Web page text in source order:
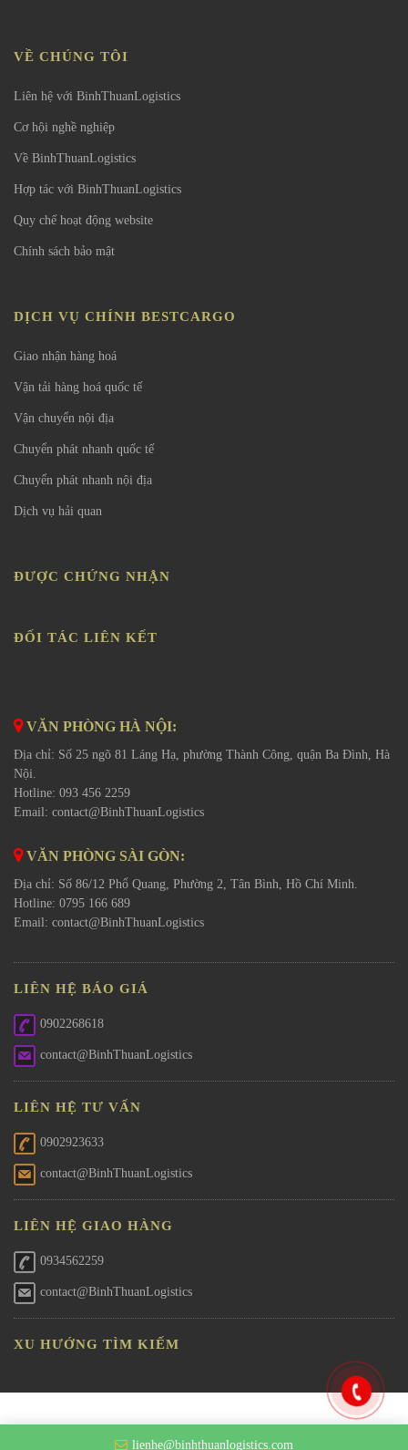
VỀ CHÚNG TÔI
Liên hệ với BinhThuanLogistics
Cơ hội nghề nghiệp
Về BinhThuanLogistics
Hợp tác với BinhThuanLogistics
Quy chế hoạt động website
Chính sách bảo mật
DỊCH VỤ CHÍNH BESTCARGO
Giao nhận hàng hoá
Vận tải hàng hoá quốc tế
Vận chuyển nội địa
Chuyển phát nhanh quốc tế
Chuyển phát nhanh nội địa
Dịch vụ hải quan
ĐƯỢC CHỨNG NHẬN
ĐỐI TÁC LIÊN KẾT
VĂN PHÒNG HÀ NỘI:
Địa chỉ: Số 25 ngõ 81 Láng Hạ, phường Thành Công, quận Ba Đình, Hà
Nội.
Hotline: 093 456 2259
Email: contact@BinhThuanLogistics
VĂN PHÒNG SÀI GÒN:
Địa chỉ: Số 86/12 Phổ Quang, Phường 2, Tân Bình, Hồ Chí Minh.
Hotline: 0795 166 689
Email: contact@BinhThuanLogistics
LIÊN HỆ BÁO GIÁ
0902268618
contact@BinhThuanLogistics
LIÊN HỆ TƯ VẤN
0902923633
contact@BinhThuanLogistics
LIÊN HỆ GIAO HÀNG
0934562259
contact@BinhThuanLogistics
XU HƯỚNG TÌM KIẾM
lienhe@binhthuanlogistics.com